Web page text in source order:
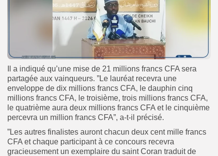
Il a indiqué qu’une mise de 21 millions francs CFA sera
partagée aux vainqueurs. ”Le lauréat recevra une
enveloppe de dix millions francs CFA, le dauphin cinq
millions francs CFA, le troisième, trois millions francs CFA,
le quatrième aura deux millions francs CFA et le cinquième
percevra un million francs CFA”, a-t-il précisé.
”Les autres finalistes auront chacun deux cent mille francs
CFA et chaque participant à ce concours recevra
gracieusement un exemplaire du saint Coran traduit de